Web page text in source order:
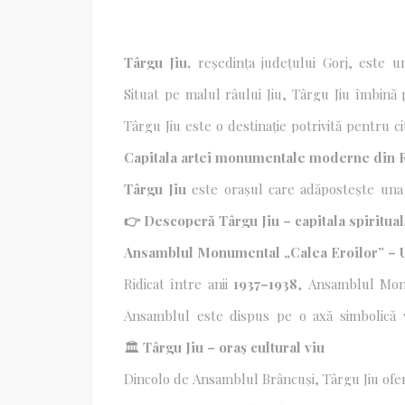
Târgu Jiu, reședința județului Gorj, este
realizat de Constantin Brâncuși. Orașul
Sărutului și Coloana fără Sfârșit , simboluri
Situat pe malul râului Jiu, Târgu Jiu îmbină
Ștefulescu”, Casa Memorială Ecaterina
completează oferta culturală a orașului.
Târgu Jiu este o destinație potrivită pentru
artistice ale Olteniei.
Capitala artei monumentale moderne din
Târgu Jiu este orașul care adăpostește
Patrimoniului Mondial UNESCO.Aflat în
un parcurs inițiatic, o experiență culturală
Târgu Jiului înseamnă întâlnirea cu arta,
care îmbină cultura, istoria și viața urbană
👉 Descoperă Târgu Jiu – capitala
Ansamblul Monumental „Calea Eroilor” –
Ridicat între anii 1937–1938, Ansamblul
moderne.
Ansamblul este dispus pe o axă
🏛️ Târgu Jiu – oraș cultural viu
Dincolo de Ansamblul Brâncuși, Târgu Jiu